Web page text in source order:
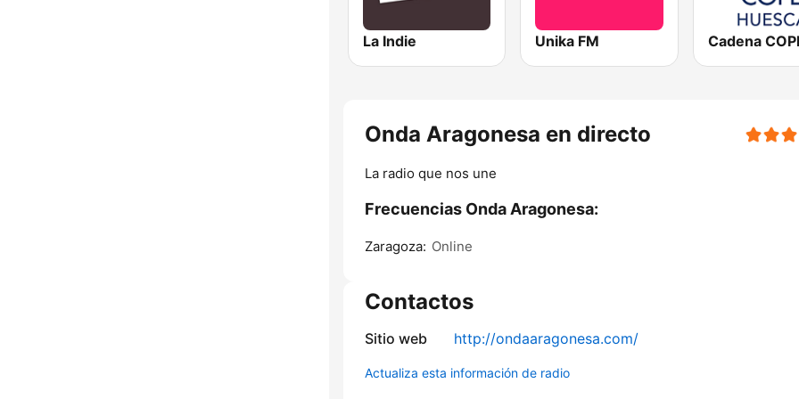
La Indie Unika FM
Onda Aragonesa en directo
La radio que nos une
Frecuencias Onda Aragonesa:
Zaragoza: Online
Contactos
Sitio web http://ondaaragonesa.com/
Actualiza esta información de radio